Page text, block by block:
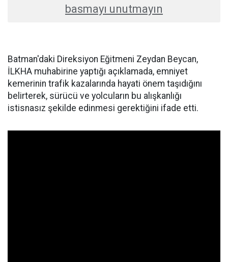
basmayı unutmayın
Batman'daki Direksiyon Eğitmeni Zeydan Beycan,
İLKHA muhabirine yaptığı açıklamada, emniyet
kemerinin trafik kazalarında hayati önem taşıdığını
belirterek, sürücü ve yolcuların bu alışkanlığı
istisnasız şekilde edinmesi gerektiğini ifade etti.